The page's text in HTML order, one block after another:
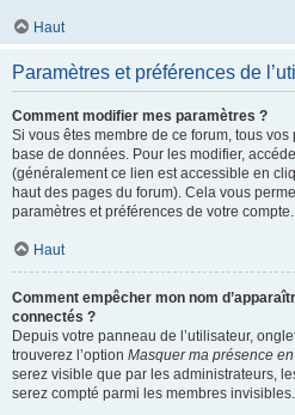
Haut
Paramètres et préférences de
Comment modifier mes paramètres ?
Si vous êtes membre de ce forum, tous
base de données. Pour les modifier,
(généralement ce lien est accessible en
haut des pages du forum). Cela vous
paramètres et préférences de votre compte.
Haut
Comment empêcher mon nom
connectés ?
Depuis votre panneau de l’utilisateur,
trouverez l’option Masquer ma présence
serez visible que par les administrateurs,
serez compté parmi les membres invisibles.